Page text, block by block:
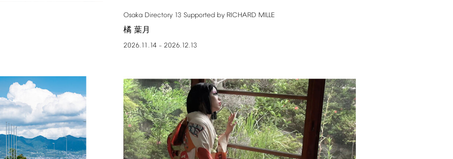
Osaka Directory 13 Supported by RICHARD MILLE
橘 葉月
2026.11.14 – 2026.12.13